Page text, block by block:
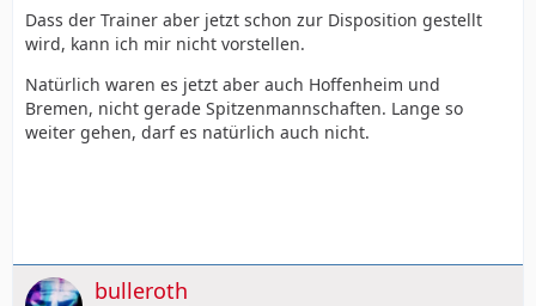
Dass der Trainer aber jetzt schon zur Disposition gestellt
wird, kann ich mir nicht vorstellen.
Natürlich waren es jetzt aber auch Hoffenheim und
Bremen, nicht gerade Spitzenmannschaften. Lange so
weiter gehen, darf es natürlich auch nicht.
bulleroth